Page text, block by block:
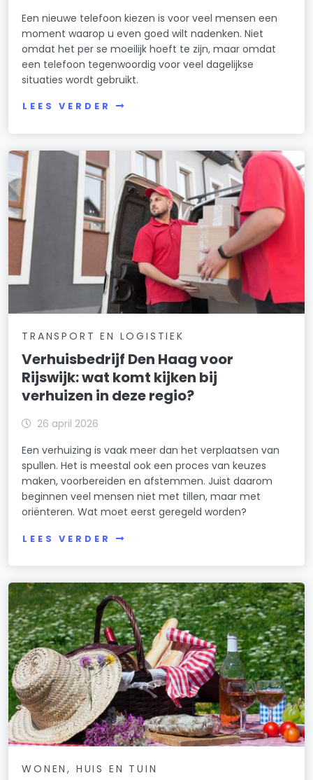
Een nieuwe telefoon kiezen is voor veel mensen een
moment waarop u even goed wilt nadenken. Niet
omdat het per se moeilijk hoeft te zijn, maar omdat
een telefoon tegenwoordig voor veel dagelijkse
situaties wordt gebruikt.
LEES VERDER
TRANSPORT EN LOGISTIEK
Verhuisbedrijf Den Haag voor
Rijswijk: wat komt kijken bij
verhuizen in deze regio?
26 april 2026
Een verhuizing is vaak meer dan het verplaatsen van
spullen. Het is meestal ook een proces van keuzes
maken, voorbereiden en afstemmen. Juist daarom
beginnen veel mensen niet met tillen, maar met
oriënteren. Wat moet eerst geregeld worden?
LEES VERDER
WONEN, HUIS EN TUIN